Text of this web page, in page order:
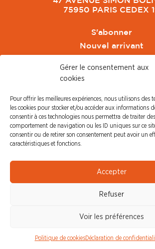
Gérer le consentement aux
cookies
Pour offrir les meilleures expériences, nous utilisons des
les cookies pour stocker et/ou accéder aux informations
consentir à ces technologies nous permettra de traiter
comportement de navigation ou les ID uniques sur ce
consentir ou de retirer son consentement peut avoir un
caractéristiques et fonctions.
Accepter
Refuser
Voir les préférences
Politique de cookiesDéclaration de
75950 PARIS CEDEX
S'abonner
Nouvel arrivant
CFDT Cadres
CFDT Retraités
L'UFFA
CFDT F3C
PRESSE
Communiqué de
Revue de Presse
© CFDT Orange | Mentions Légales |